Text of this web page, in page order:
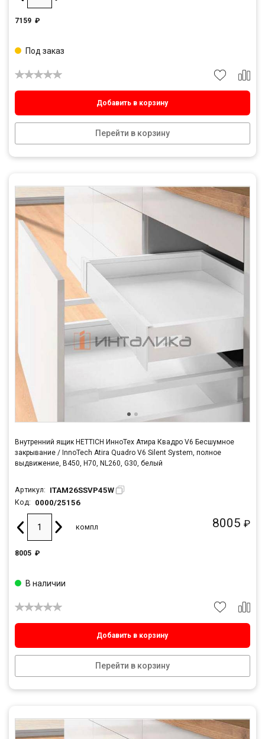
7159 ₽
Добавить в корзину
Перейти в корзину
Под заказ
Внутренний ящик HETTICH ИнноТех Атира Квадро V6 Бесшумное
закрывание / InnoTech Atira Quadro V6 Silent System, полное
выдвижение, B450, H70, NL260, G30, белый
Артикул: ITAM26SSVP45W
Код: 0000/25156
8005 ₽
компл
8005 ₽
Добавить в корзину
Перейти в корзину
В наличии